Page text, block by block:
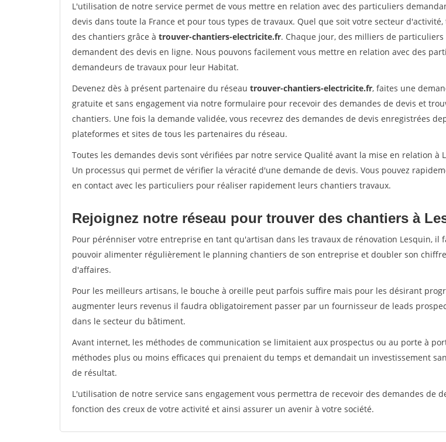
L'utilisation de notre service permet de vous mettre en relation avec des particuliers
devis dans toute la France et pour tous types de travaux. Quel que soit votre secteur
des chantiers grâce à trouver-chantiers-electricite.fr. Chaque jour, des milliers de particuliers
demandent des devis en ligne. Nous pouvons facilement vous mettre en relation avec des
demandeurs de travaux pour leur Habitat.
Devenez dès à présent partenaire du réseau trouver-chantiers-electricite.fr, faites une
gratuite et sans engagement via notre formulaire pour recevoir des demandes de devis et
chantiers. Une fois la demande validée, vous recevrez des demandes de devis enregistrées
plateformes et sites de tous les partenaires du réseau.
Toutes les demandes devis sont vérifiées par notre service Qualité avant la mise en relation à
Un processus qui permet de vérifier la véracité d'une demande de devis. Vous pouvez
en contact avec les particuliers pour réaliser rapidement leurs chantiers travaux.
Rejoignez notre réseau pour trouver des chantiers à
Pour pérénniser votre entreprise en tant qu'artisan dans les travaux de rénovation Lesquin, il
pouvoir alimenter régulièrement le planning chantiers de son entreprise et doubler son chiffre
d'affaires.
Pour les meilleurs artisans, le bouche à oreille peut parfois suffire mais pour les désirant
augmenter leurs revenus il faudra obligatoirement passer par un fournisseur de leads
dans le secteur du bâtiment.
Avant internet, les méthodes de communication se limitaient aux prospectus ou au porte à
méthodes plus ou moins efficaces qui prenaient du temps et demandait un investissement
de résultat.
L'utilisation de notre service sans engagement vous permettra de recevoir des demandes de
fonction des creux de votre activité et ainsi assurer un avenir à votre société.